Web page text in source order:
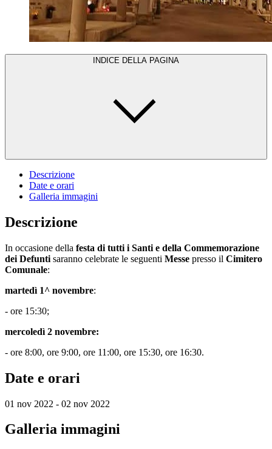
INDICE DELLA PAGINA
Descrizione
Date e orari
Galleria immagini
Descrizione
In occasione della festa di tutti i Santi e della Commemorazione
dei Defunti saranno celebrate le seguenti Messe presso il Cimitero
Comunale:
martedì 1^ novembre:
- ore 15:30;
mercoledì 2 novembre:
- ore 8:00, ore 9:00, ore 11:00, ore 15:30, ore 16:30.
Date e orari
01 nov 2022 - 02 nov 2022
Galleria immagini